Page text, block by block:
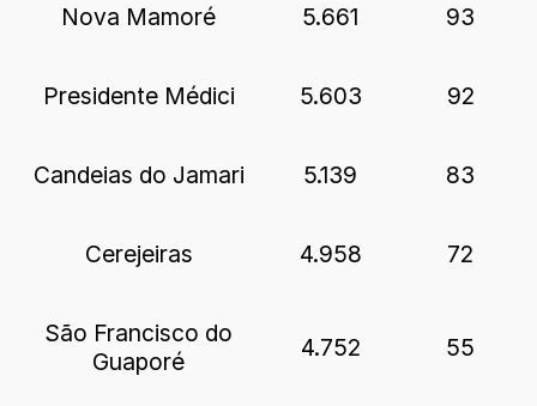
Nova Mamoré 5.661 93
Presidente Médici 5.603 92
Candeias do Jamari 5.139 83
Cerejeiras 4.958 72
São Francisco do
Guaporé
4.752 55